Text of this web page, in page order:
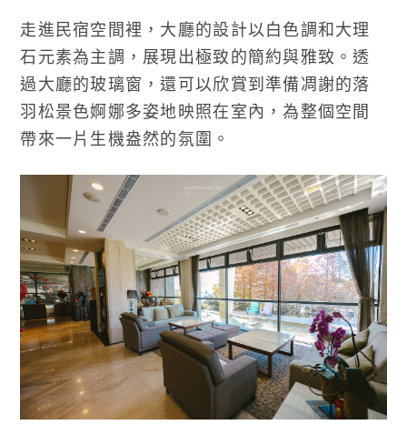
走進民宿空間裡，大廳的設計以白色調和大理
石元素為主調，展現出極致的簡約與雅致。透
過大廳的玻璃窗，還可以欣賞到準備凋謝的落
羽松景色婀娜多姿地映照在室內，為整個空間
帶來一片生機盎然的氛圍。